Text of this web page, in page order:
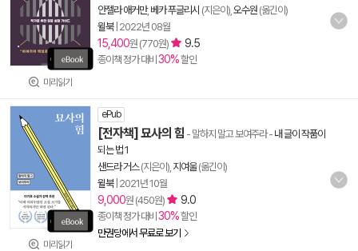
미리읽기
안젤라 애커만, 베카 푸글리시 (지은이), 오수원 (옮긴이)
윌북| 2022년 08월
15,400원 (770원) 9.5
종이책 정가 대비 30%할인
미리읽기
ePub
[전자책] 묘사의 힘 - 말하지 말고 보여주라- 내 글이 작품이
되는 법 1
샌드라 거스(지은이), 지여울(옮긴이)
윌북| 2021년 10월
9,000원 (450원) 9.0
종이책 정가 대비 30%할인
만권당에서 무료로 보기